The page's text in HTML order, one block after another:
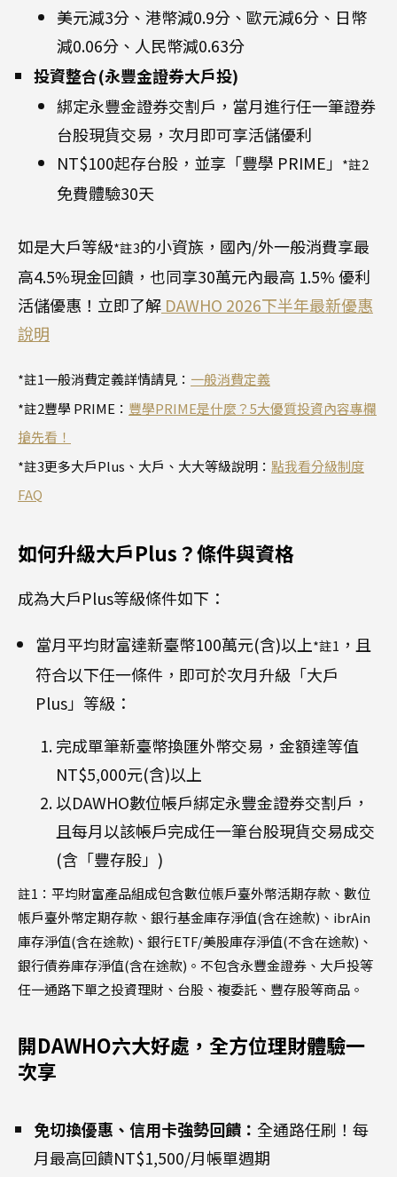
美元減3分、港幣減0.9分、歐元減6分、日幣
減0.06分、人民幣減0.63分
投資整合(永豐金證券大戶投)
綁定永豐金證券交割戶，當月進行任一筆證券
台股現貨交易，次月即可享活儲優利
NT$100起存台股，並享「豐學 PRIME」 *註2
免費體驗30天
如是大戶等級*註3的小資族，國內/外一般消費享最
高4.5%現金回饋，也同享30萬元內最高 1.5% 優利
活儲優惠！立即了解 DAWHO 2026下半年最新優惠
說明
*註1一般消費定義詳情請見： 一般消費定義
*註2豐學 PRIME： 豐學PRIME是什麼？5大優質投資內容專欄
搶先看！
*註3更多大戶Plus、大戶、大大等級說明： 點我看分級制度
FAQ
如何升級大戶Plus？條件與資格
成為大戶Plus等級條件如下：
當月平均財富達新臺幣100萬元(含)以上*註1 ，且
符合以下任一條件，即可於次月升級「大戶
Plus」等級：
完成單筆新臺幣換匯外幣交易，金額達等值
NT$5,000元(含)以上
以DAWHO數位帳戶綁定永豐金證券交割戶，
且每月以該帳戶完成任一筆台股現貨交易成交
(含「豐存股」)
註1：平均財富產品組成包含數位帳戶臺外幣活期存款、數位
帳戶臺外幣定期存款、銀行基金庫存淨值(含在途款)、ibrAin
庫存淨值(含在途款)、銀行ETF/美股庫存淨值(不含在途款)、
銀行債券庫存淨值(含在途款)。不包含永豐金證券、大戶投等
任一通路下單之投資理財、台股、複委託、豐存股等商品。
開DAWHO六大好處，全方位理財體驗一
次享
免切換優惠、信用卡強勢回饋： 全通路任刷！每
月最高回饋NT$1,500/月帳單週期